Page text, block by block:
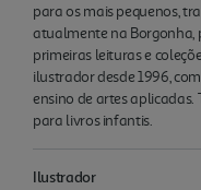
para os mais pequenos,
atualmente na Borgonha,
primeiras leituras e
ilustrador desde 1996,
ensino de artes
para livros infantis.
Ilustrador